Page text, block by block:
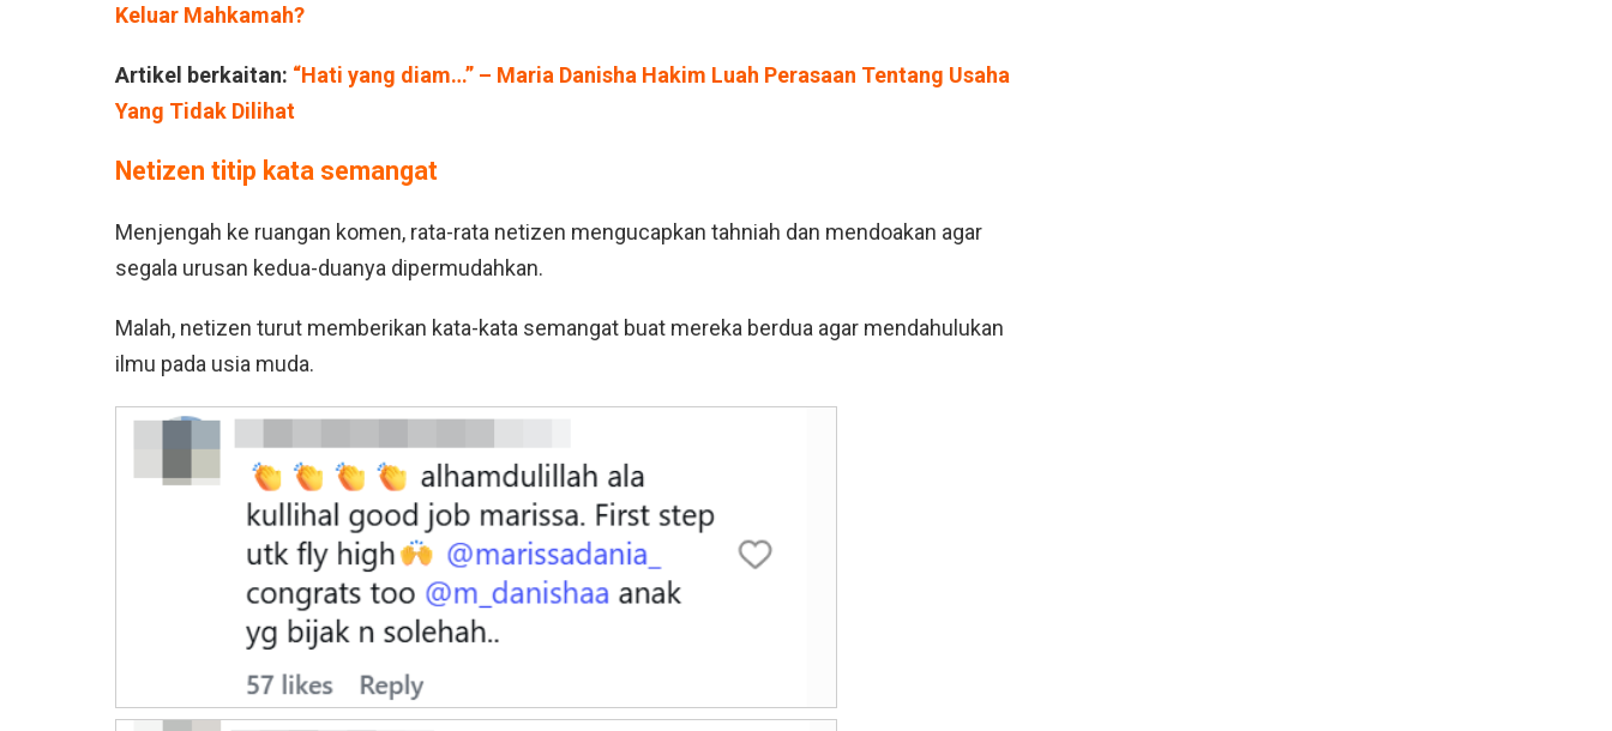
Keluar Mahkamah?
Artikel berkaitan: “Hati yang diam…” – Maria Danisha Hakim Luah Perasaan Tentang Usaha
Yang Tidak Dilihat
Netizen titip kata semangat
Menjengah ke ruangan komen, rata-rata netizen mengucapkan tahniah dan mendoakan agar
segala urusan kedua-duanya dipermudahkan.
Malah, netizen turut memberikan kata-kata semangat buat mereka berdua agar mendahulukan
ilmu pada usia muda.